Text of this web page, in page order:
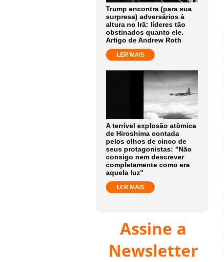
Trump encontra (para sua
surpresa) adversários à
altura no Irã: líderes tão
obstinados quanto ele.
Artigo de Andrew Roth
LER MAIS
A terrível explosão atômica
de Hiroshima contada
pelos olhos de cinco de
seus protagonistas: "Não
consigo nem descrever
completamente como era
aquela luz"
LER MAIS
Assine a
Newsletter